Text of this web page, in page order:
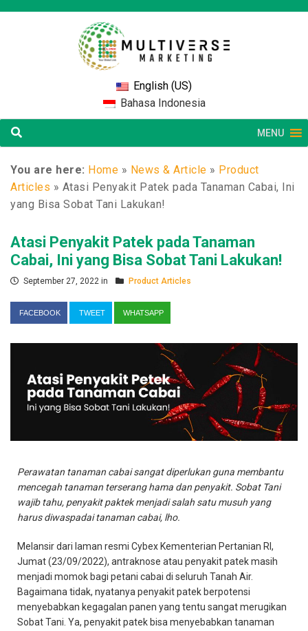
English (US)
Bahasa Indonesia
MENU
You are here: Home » News & Article » Product
Articles » Atasi Penyakit Patek pada Tanaman Cabai, Ini
yang Bisa Sobat Tani Lakukan!
Atasi Penyakit Patek pada Tanaman
Cabai, Ini yang Bisa Sobat Tani Lakukan!
September 27, 2022 in Product Articles
FACEBOOK TWEET WHATSAPP
Perawatan tanaman cabai sangat diperlukan guna membantu
mencegah tanaman terserang hama dan penyakit. Sobat Tani
wajib tahu, penyakit paktek menjadi salah satu musuh yang
harus diwaspadai tanaman cabai, lho.
Melansir dari laman resmi Cybex Kementerian Pertanian RI,
Jumat (23/09/2022), antraknose atau penyakit patek masih
menjadi momok bagi petani cabai di seluruh Tanah Air.
Bagaimana tidak, nyatanya penyakit patek berpotensi
menyebabkan kegagalan panen yang tentu sangat merugikan
Sobat Tani. Ya, penyakit patek bisa menyebabkan tanaman